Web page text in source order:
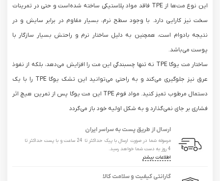
این نوع مت‌ها از TPE فاقد مواد پلاستیکی ساخته شده‌است و حتی در تمرینات
سخت نیز کارایی دارد. با وجود سطح نرم، بسیار مقاوم در برابر سایش و در
نتیجه بادوام است، همچنین به دلیل ساختار نرم و راحتش بسیار سازگار با
پوست می‌باشد.
ساختار مت یوگا TPE نه تنها چسبندگی این مت را افزایش می‌دهد، بلکه از نفوذ
عرق نیز جلوگیری می‌کند و به راحتی می‌توانید این تشک یوگا TPE را با یک
دستمال مرطوب تمیز کنید. مواد فوم TPE این مت یوگا پس از تمرین هیچ اثر
فشاری بر جای نمی‌گذارد و به شکل اولیه خود باز می‌گردد
ارسال از طریق پست به سراسر ایران
مرسوله شما در صورت ارسال با پیک حداکثر تا 24 ساعت و با پست حداکثر تا
4 روز به دست شما خواهد رسید.
اطلاعات بیشتر
گارانتی کیفیت و سلامت کالا